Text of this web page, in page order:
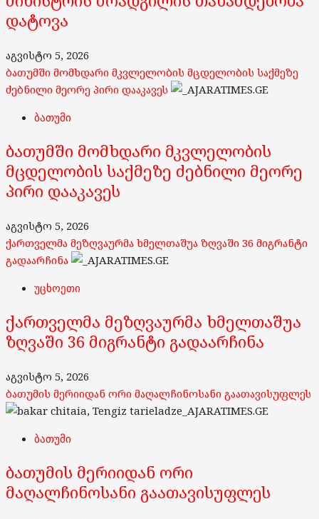
დატოვა
აგვისტო 5, 2026
ბათუმში მომხდარი მკვლელობის მცდელობის საქმეზე
ძებნილი მეორე პირი დააკავეს
ბათუმი
ბათუმში მომხდარი მკვლელობის
მცდელობის საქმეზე ძებნილი მეორე
პირი დააკავეს
აგვისტო 5, 2026
ქართველმა მეზღვაურმა ხმელთაშუა ზღვაში 36 მიგრანტი
გადაარჩინა
უცხოეთი
ქართველმა მეზღვაურმა ხმელთაშუა
ზღვაში 36 მიგრანტი გადაარჩინა
აგვისტო 5, 2026
ბათუმის მერიიდან ორი მაღალჩინოსანი გაათავისუფლეს
ბათუმი
ბათუმის მერიიდან ორი
მაღალჩინოსანი გაათავისუფლეს